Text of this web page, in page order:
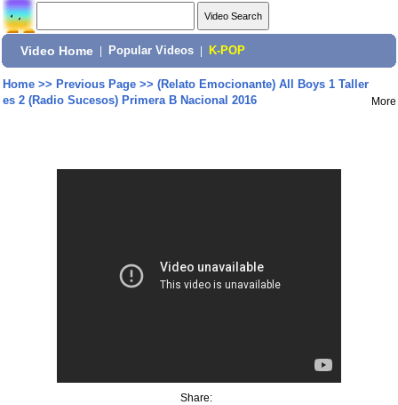
Video Home Popular Videos K-POP
Home>> Previous Page>> (Relato Emocionante) All Boys 1 Taller
es 2 (Radio Sucesos) Primera B Nacional 2016
More
Share: